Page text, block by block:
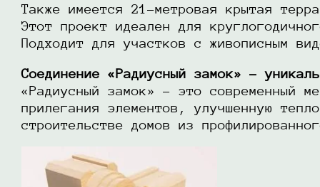
Также имеется 21-метровая крытая
Этот проект идеален для
Подходит для участков с живописным
Соединение «Радиусный замок» –
«Радиусный замок» – это современный
прилегания элементов, улучшенную
строительстве домов из